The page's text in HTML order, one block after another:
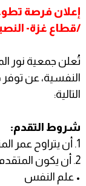
إعلان فرصة
/قطاع غزة-
تُعلن جمعية نور
النفسية، عن
التالية:
شروط التقدم:
1. أن يتراوح عمر المتقدم/ة بين 20 – 29 عامًا.
2. أن يكون المتقدم/ة من أحد التخصصات التالية:
• علم النفس